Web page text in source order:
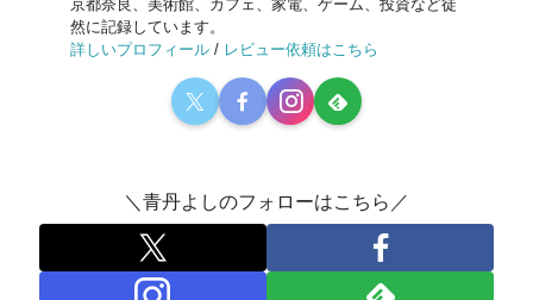
京都奈良、美術館、カフェ、家電、ゲーム、投資など徒
然に記録しています。
詳しいプロフィール / レビュー依頼はこちら
＼青丹よしのフォローはこちら／